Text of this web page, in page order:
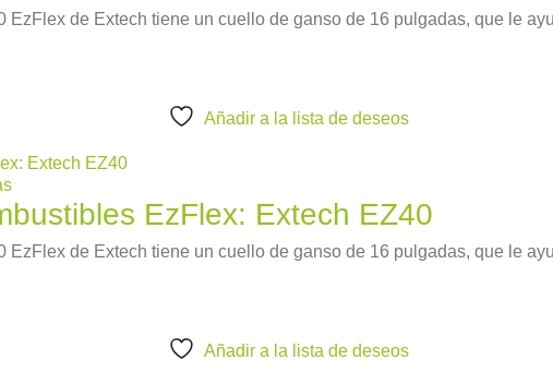
EzFlex de Extech tiene un cuello de ganso de 16 pulgadas, que le
Añadir a la lista de deseos
EzFlex: Extech EZ40
EzFlex de Extech tiene un cuello de ganso de 16 pulgadas, que le
Añadir a la lista de deseos